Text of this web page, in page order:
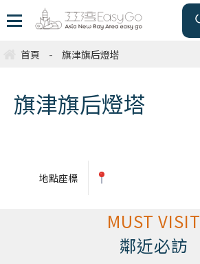
首頁 - 旗津旗后燈塔
旗津旗后燈塔
地點座標
MUST VISIT
鄰近必訪